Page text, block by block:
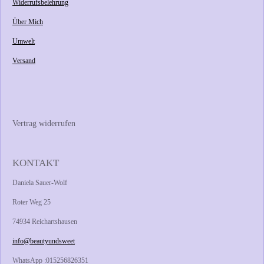
Widerrufsbelehrung
Über Mich
Umwelt
Versand
Vertrag widerrufen
KONTAKT
Daniela Sauer-Wolf
Roter Weg 25
74934 Reichartshausen
info@beautyundsweet
WhatsApp :015256826351